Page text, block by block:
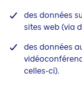
des données
sites web (via
des données
celles-ci).